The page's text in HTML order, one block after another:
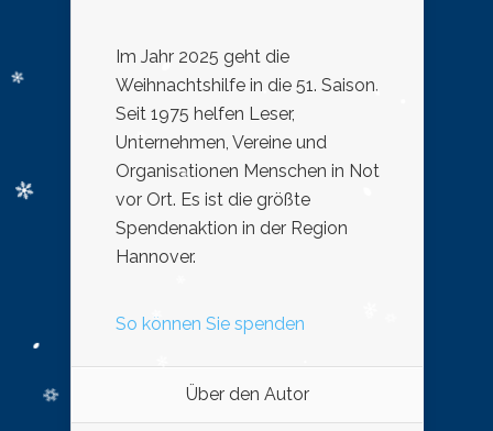
Im Jahr 2025 geht die
Weihnachtshilfe in die 51. Saison.
Seit 1975 helfen Leser,
Unternehmen, Vereine und
Organisationen Menschen in Not
vor Ort. Es ist die größte
Spendenaktion in der Region
Hannover.
So können Sie spenden
Über den Autor